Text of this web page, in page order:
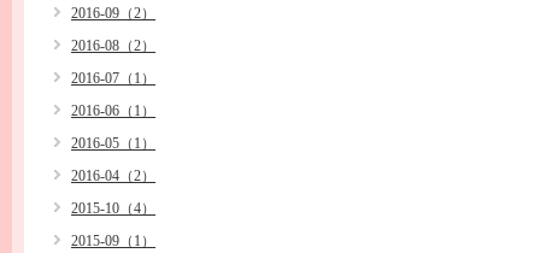
2016-09（2）
2016-08（2）
2016-07（1）
2016-06（1）
2016-05（1）
2016-04（2）
2015-10（4）
2015-09（1）